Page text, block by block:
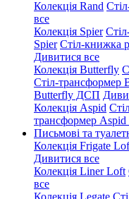
Колекція Rand
все
Колекція Spier
Spier Стіл-книжка
Дивитися все
Колекція Butterfly
Стіл-трансформер
Butterfly ДСП
Колекція Aspid
трансформер
Письмові та
Колекція Frigate
Дивитися все
Колекція Liner Loft
все
Колекція Legate